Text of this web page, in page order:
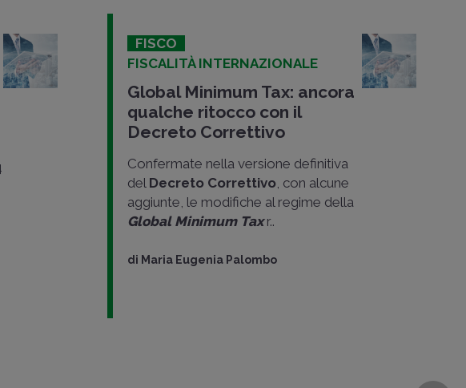
FISCO
FISCALITÀ INTERNAZIONALE
Global Minimum Tax: ancora
qualche ritocco con il
Decreto Correttivo
Confermate nella versione definitiva
del Decreto Correttivo , con alcune
aggiunte, le modifiche al regime della
Global Minimum Tax r..
di Maria Eugenia Palombo